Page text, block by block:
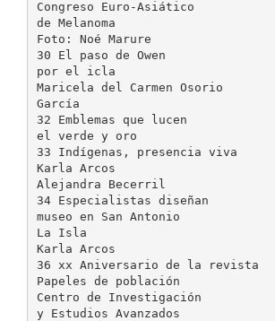
Congreso Euro-Asiático
de Melanoma
Foto: Noé Marure
30 El paso de Owen
por el icla
Maricela del Carmen Osorio
García
32 Emblemas que lucen
el verde y oro
33 Indígenas, presencia viva
Karla Arcos
Alejandra Becerril
34 Especialistas diseñan
museo en San Antonio
La Isla
Karla Arcos
36 xx Aniversario de la revista
Papeles de población
Centro de Investigación
y Estudios Avanzados